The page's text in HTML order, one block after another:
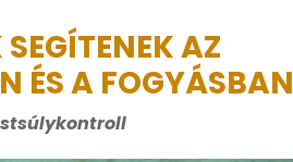
AZ
ÉS A FOGYÁSBAN